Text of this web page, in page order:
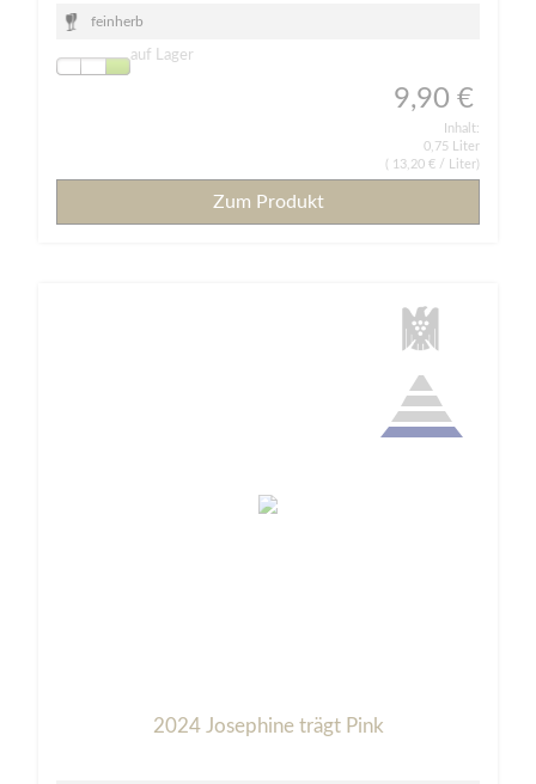
feinherb
auf Lager
9,90 €
Inhalt:
0,75 Liter
13,20 € / Liter)
Zum Produkt
2024 Josephine trägt Pink